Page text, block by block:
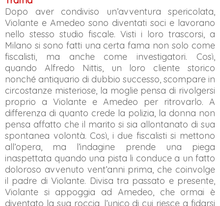
Dopo aver condiviso un’avventura spericolata,
Violante e Amedeo sono diventati soci e lavorano
nello stesso studio fiscale. Visti i loro trascorsi, a
Milano si sono fatti una certa fama non solo come
fiscalisti, ma anche come investigatori. Così,
quando Alfredo Nittis, un loro cliente storico
nonché antiquario di dubbio successo, scompare in
circostanze misteriose, la moglie pensa di rivolgersi
proprio a Violante e Amedeo per ritrovarlo. A
differenza di quanto crede la polizia, la donna non
pensa affatto che il marito si sia allontanato di sua
spontanea volontà. Così, i due fiscalisti si mettono
all’opera, ma l’indagine prende una piega
inaspettata quando una pista li conduce a un fatto
doloroso avvenuto vent’anni prima, che coinvolge
il padre di Violante. Divisa tra passato e presente,
Violante si appoggia ad Amedeo, che ormai è
diventato la sua roccia, l’unico di cui riesce a fidarsi